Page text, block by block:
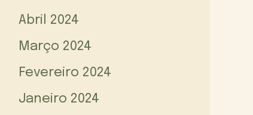
Abril 2024
Março 2024
Fevereiro 2024
Janeiro 2024